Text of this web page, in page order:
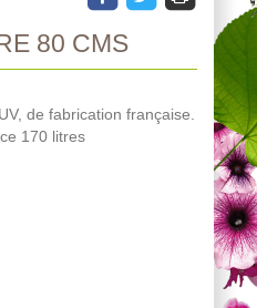
80 CMS
de fabrication française.
170 litres